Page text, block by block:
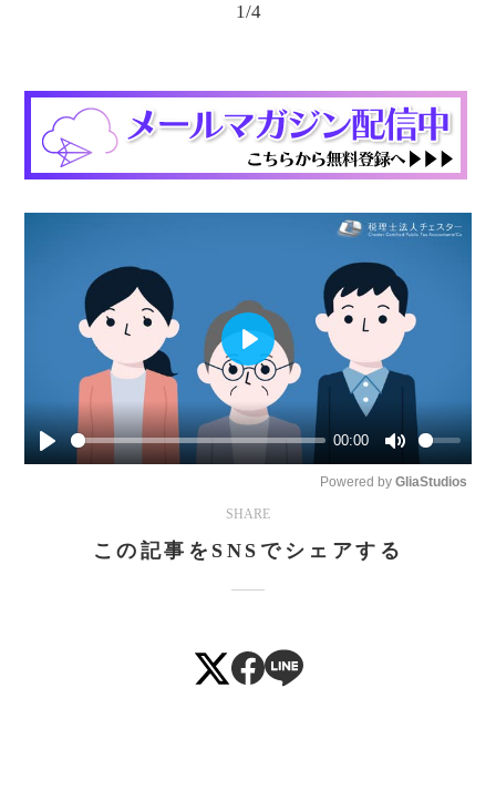
1/4
Play
00:00
Mute
Play
Powered by GliaStudios
SHARE
この記事をSNSでシェアする